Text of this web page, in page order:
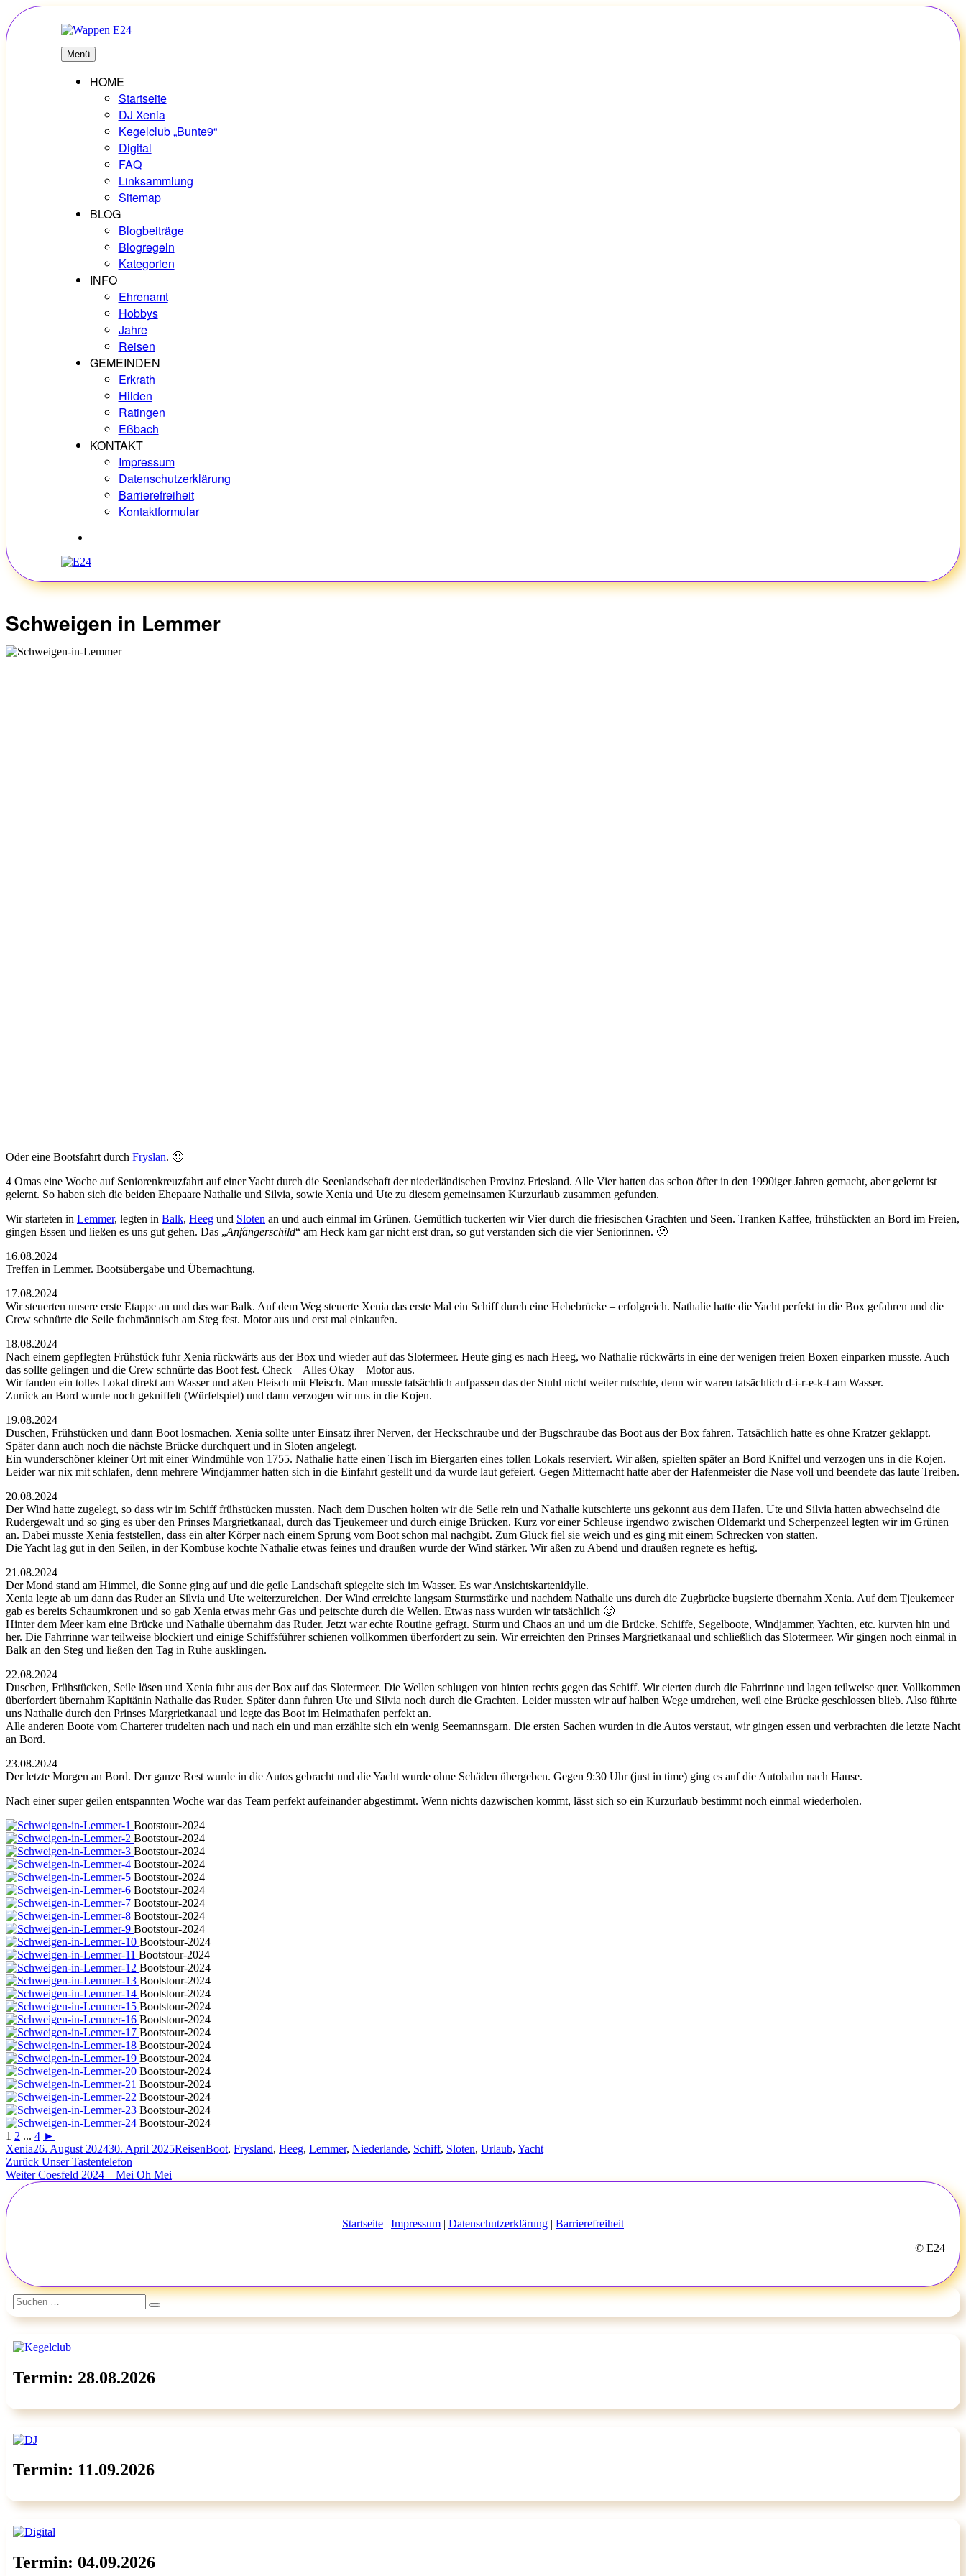
Zum
Inhalt
springen
E24
Erlebnisse – Hobbys – Vielfalt
Menü
HOME
Startseite
DJ Xenia
Kegelclub „Bunte9“
Digital
FAQ
Linksammlung
Sitemap
BLOG
Blogbeiträge
Blogregeln
Kategorien
INFO
Ehrenamt
Hobbys
Jahre
Reisen
GEMEINDEN
Erkrath
Hilden
Ratingen
Eßbach
KONTAKT
Impressum
Datenschutzerklärung
Barrierefreiheit
Kontaktformular
Schweigen in Lemmer
Oder eine Bootsfahrt durch Fryslan. 🙂
4 Omas eine Woche auf Seniorenkreuzfahrt auf einer Yacht durch die Seenlandschaft der niederländischen Provinz Friesland. Alle Vier hatten das schon öfter in den 1990iger Jahren gemacht, aber gelernt ist
gelernt. So haben sich die beiden Ehepaare Nathalie und Silvia, sowie Xenia und Ute zu diesem gemeinsamen Kurzurlaub zusammen gefunden.
Wir starteten in Lemmer, legten in Balk, Heeg und Sloten an und auch einmal im Grünen. Gemütlich tuckerten wir Vier durch die friesischen Grachten und Seen. Tranken Kaffee, frühstückten an Bord im Freien,
gingen Essen und ließen es uns gut gehen. Das „Anfängerschild“ am Heck kam gar nicht erst dran, so gut verstanden sich die vier Seniorinnen. 🙂
16.08.2024
Treffen in Lemmer. Bootsübergabe und Übernachtung.
17.08.2024
Wir steuerten unsere erste Etappe an und das war Balk. Auf dem Weg steuerte Xenia das erste Mal ein Schiff durch eine Hebebrücke – erfolgreich. Nathalie hatte die Yacht perfekt in die Box gefahren und die
Crew schnürte die Seile fachmännisch am Steg fest. Motor aus und erst mal einkaufen.
18.08.2024
Nach einem gepflegten Frühstück fuhr Xenia rückwärts aus der Box und wieder auf das Slotermeer. Heute ging es nach Heeg, wo Nathalie rückwärts in eine der wenigen freien Boxen einparken musste. Auch
das sollte gelingen und die Crew schnürte das Boot fest. Check – Alles Okay – Motor aus.
Wir fanden ein tolles Lokal direkt am Wasser und aßen Fleisch mit Fleisch. Man musste tatsächlich aufpassen das der Stuhl nicht weiter rutschte, denn wir waren tatsächlich d-i-r-e-k-t am Wasser.
Zurück an Bord wurde noch gekniffelt (Würfelspiel) und dann verzogen wir uns in die Kojen.
19.08.2024
Duschen, Frühstücken und dann Boot losmachen. Xenia sollte unter Einsatz ihrer Nerven, der Heckschraube und der Bugschraube das Boot aus der Box fahren. Tatsächlich hatte es ohne Kratzer geklappt.
Später dann auch noch die nächste Brücke durchquert und in Sloten angelegt.
Ein wunderschöner kleiner Ort mit einer Windmühle von 1755. Nathalie hatte einen Tisch im Biergarten eines tollen Lokals reserviert. Wir aßen, spielten später an Bord Kniffel und verzogen uns in die Kojen.
Leider war nix mit schlafen, denn mehrere Windjammer hatten sich in die Einfahrt gestellt und da wurde laut gefeiert. Gegen Mitternacht hatte aber der Hafenmeister die Nase voll und beendete das laute Treiben.
20.08.2024
Der Wind hatte zugelegt, so dass wir im Schiff frühstücken mussten. Nach dem Duschen holten wir die Seile rein und Nathalie kutschierte uns gekonnt aus dem Hafen. Ute und Silvia hatten abwechselnd die
Rudergewalt und so ging es über den Prinses Margrietkanaal, durch das Tjeukemeer und durch einige Brücken. Kurz vor einer Schleuse irgendwo zwischen Oldemarkt und Scherpenzeel legten wir im Grünen
an. Dabei musste Xenia feststellen, dass ein alter Körper nach einem Sprung vom Boot schon mal nachgibt. Zum Glück fiel sie weich und es ging mit einem Schrecken von statten.
Die Yacht lag gut in den Seilen, in der Kombüse kochte Nathalie etwas feines und draußen wurde der Wind stärker. Wir aßen zu Abend und draußen regnete es heftig.
21.08.2024
Der Mond stand am Himmel, die Sonne ging auf und die geile Landschaft spiegelte sich im Wasser. Es war Ansichtskartenidylle.
Xenia legte ab um dann das Ruder an Silvia und Ute weiterzureichen. Der Wind erreichte langsam Sturmstärke und nachdem Nathalie uns durch die Zugbrücke bugsierte übernahm Xenia. Auf dem Tjeukemeer
gab es bereits Schaumkronen und so gab Xenia etwas mehr Gas und peitschte durch die Wellen. Etwas nass wurden wir tatsächlich 🙂
Hinter dem Meer kam eine Brücke und Nathalie übernahm das Ruder. Jetzt war echte Routine gefragt. Sturm und Chaos an und um die Brücke. Schiffe, Segelboote, Windjammer, Yachten, etc. kurvten hin und
her. Die Fahrrinne war teilweise blockiert und einige Schiffsführer schienen vollkommen überfordert zu sein. Wir erreichten den Prinses Margrietkanaal und schließlich das Slotermeer. Wir gingen noch einmal in
Balk an den Steg und ließen den Tag in Ruhe ausklingen.
22.08.2024
Duschen, Frühstücken, Seile lösen und Xenia fuhr aus der Box auf das Slotermeer. Die Wellen schlugen von hinten rechts gegen das Schiff. Wir eierten durch die Fahrrinne und lagen teilweise quer. Vollkommen
überfordert übernahm Kapitänin Nathalie das Ruder. Später dann fuhren Ute und Silvia noch durch die Grachten. Leider mussten wir auf halben Wege umdrehen, weil eine Brücke geschlossen blieb. Also führte
uns Nathalie durch den Prinses Margrietkanaal und legte das Boot im Heimathafen perfekt an.
Alle anderen Boote vom Charterer trudelten nach und nach ein und man erzählte sich ein wenig Seemannsgarn. Die ersten Sachen wurden in die Autos verstaut, wir gingen essen und verbrachten die letzte Nacht
an Bord.
23.08.2024
Der letzte Morgen an Bord. Der ganze Rest wurde in die Autos gebracht und die Yacht wurde ohne Schäden übergeben. Gegen 9:30 Uhr (just in time) ging es auf die Autobahn nach Hause.
Nach einer super geilen entspannten Woche war das Team perfekt aufeinander abgestimmt. Wenn nichts dazwischen kommt, lässt sich so ein Kurzurlaub bestimmt noch einmal wiederholen.
Bootstour-2024
Bootstour-2024
Bootstour-2024
Bootstour-2024
Bootstour-2024
Bootstour-2024
Bootstour-2024
Bootstour-2024
Bootstour-2024
Bootstour-2024
Bootstour-2024
Bootstour-2024
Bootstour-2024
Bootstour-2024
Bootstour-2024
Bootstour-2024
Bootstour-2024
Bootstour-2024
Bootstour-2024
Bootstour-2024
Bootstour-2024
Bootstour-2024
Bootstour-2024
Bootstour-2024
1 2 ... 4 ►
Autor
XeniaVeröffentlicht
am
26. August 202430. April 2025Kategorien
ReisenSchlagwörter
Boot, Frysland, Heeg, Lemmer, Niederlande, Schiff, Sloten, Urlaub, Yacht
Beitragsnavigation
Zurück Vorheriger
Beitrag:
Unser Tastentelefon
Weiter Nächster
Beitrag:
Coesfeld 2024 – Mei Oh Mei
Startseite | Impressum | Datenschutzerklärung | Barrierefreiheit
© E24
Suchen
nach:
Suchen
Termin: 28.08.2026
Termin: 11.09.2026
Termin: 04.09.2026